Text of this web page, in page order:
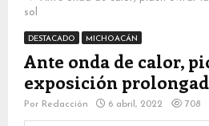
sol
DESTACADO MICHOACÁN
Ante onda de calor,
exposición
Por Redacción 6 abril, 2022 708